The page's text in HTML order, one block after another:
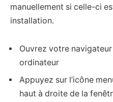
manuellement si celle-ci
installation.
Ouvrez votre
ordinateur
Appuyez sur l’icône
haut à droite de la